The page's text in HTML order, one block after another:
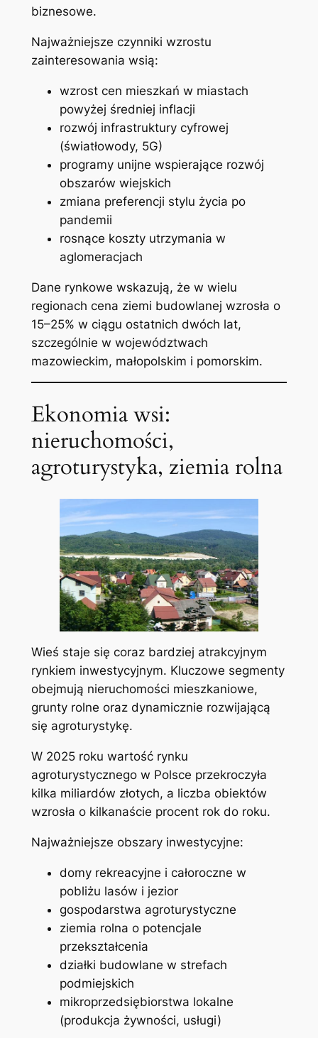
biznesowe.
Najważniejsze czynniki wzrostu
zainteresowania wsią:
wzrost cen mieszkań w miastach
powyżej średniej inflacji
rozwój infrastruktury cyfrowej
(światłowody, 5G)
programy unijne wspierające rozwój
obszarów wiejskich
zmiana preferencji stylu życia po
pandemii
rosnące koszty utrzymania w
aglomeracjach
Dane rynkowe wskazują, że w wielu
regionach cena ziemi budowlanej wzrosła o
15–25% w ciągu ostatnich dwóch lat,
szczególnie w województwach
mazowieckim, małopolskim i pomorskim.
Ekonomia wsi:
nieruchomości,
agroturystyka, ziemia rolna
Wieś staje się coraz bardziej atrakcyjnym
rynkiem inwestycyjnym. Kluczowe segmenty
obejmują nieruchomości mieszkaniowe,
grunty rolne oraz dynamicznie rozwijającą
się agroturystykę.
W 2025 roku wartość rynku
agroturystycznego w Polsce przekroczyła
kilka miliardów złotych, a liczba obiektów
wzrosła o kilkanaście procent rok do roku.
Najważniejsze obszary inwestycyjne:
domy rekreacyjne i całoroczne w
pobliżu lasów i jezior
gospodarstwa agroturystyczne
ziemia rolna o potencjale
przekształcenia
działki budowlane w strefach
podmiejskich
mikroprzedsiębiorstwa lokalne
(produkcja żywności, usługi)